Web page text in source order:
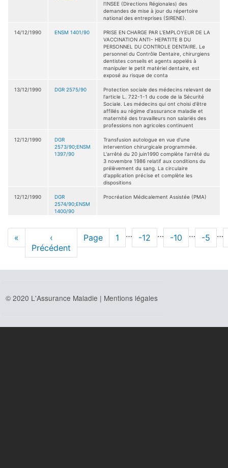
l'INSEE (Directions Régionales) des
demandes de mise à jour du répertoire
national des entreprises (SIRENE).
14/12/1990 ENSM 1401/90
PRISE EN CHARGE PAR L'EMPLOYEUR DE LA
VACCINATION ANTI- HEPATITE B DU
PERSONNEL DU CONTROLE DENTAIRE. Le
personnel du Contrôle Dentaire, chirurgiens
dentistes conseils et agents appelés à
manipuler le petit matériel dentaire, est
exposé au risque de conta
13/12/1990 DGR 2575/90
Protection sociale des médecins relevant de
l'article L. 722-1-1 du code de la Sécurité
Sociale. Les médecins qui ont choisi d'être
affiliés au régime d'assurance maladie et
maternité des travailleurs non salariés des
professions non agricoles continuent
12/12/1990
DGR
2573/90;ENSM
1397/90
Transfusion autologue en vue d'une
intervention chirurgicale programmée.
L'arrêté du 20 juin1990 complète l'arrêté du
3 novembre 1986 relatif aux conditions du
prélèvement du sang. La circulaire
d'application précise et complète les
dispositions
12/12/1990
DGR
2574/90;ENSM
1400/90
Procréation Médicalement Assistée (PMA)
Pagination
Première
page
«
Page
précédente
‹
Précédent
Page Page
1 … Page
-12 … Page
-10 … Page
-5 …
© 2020 L'Assurance Maladie | Mentions légales